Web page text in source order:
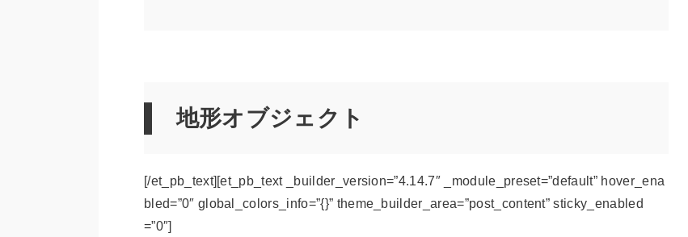
地形オブジェクト
[/et_pb_text][et_pb_text _builder_version=”4.14.7″ _module_preset=”default” hover_ena
bled=”0″ global_colors_info=”{}” theme_builder_area=”post_content” sticky_enabled
=”0″]